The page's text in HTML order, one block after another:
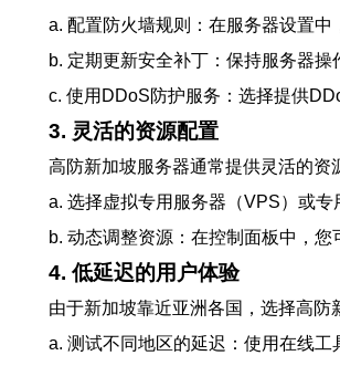
a. 配置防火墙规则：在服务器设置中
b. 定期更新安全补丁：保持服务器
c. 使用DDoS防护服务：选择提供
3. 灵活的资源配置
高防新加坡服务器通常提供灵活的资
a. 选择虚拟专用服务器（VPS）或
b. 动态调整资源：在控制面板中，
4. 低延迟的用户体验
由于新加坡靠近亚洲各国，选择高防
a. 测试不同地区的延迟：使用在线